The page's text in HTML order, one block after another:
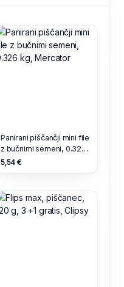
Panirani piščančji mini file
z bučnimi semeni, 0.326
kg, Mercator
5,54 €